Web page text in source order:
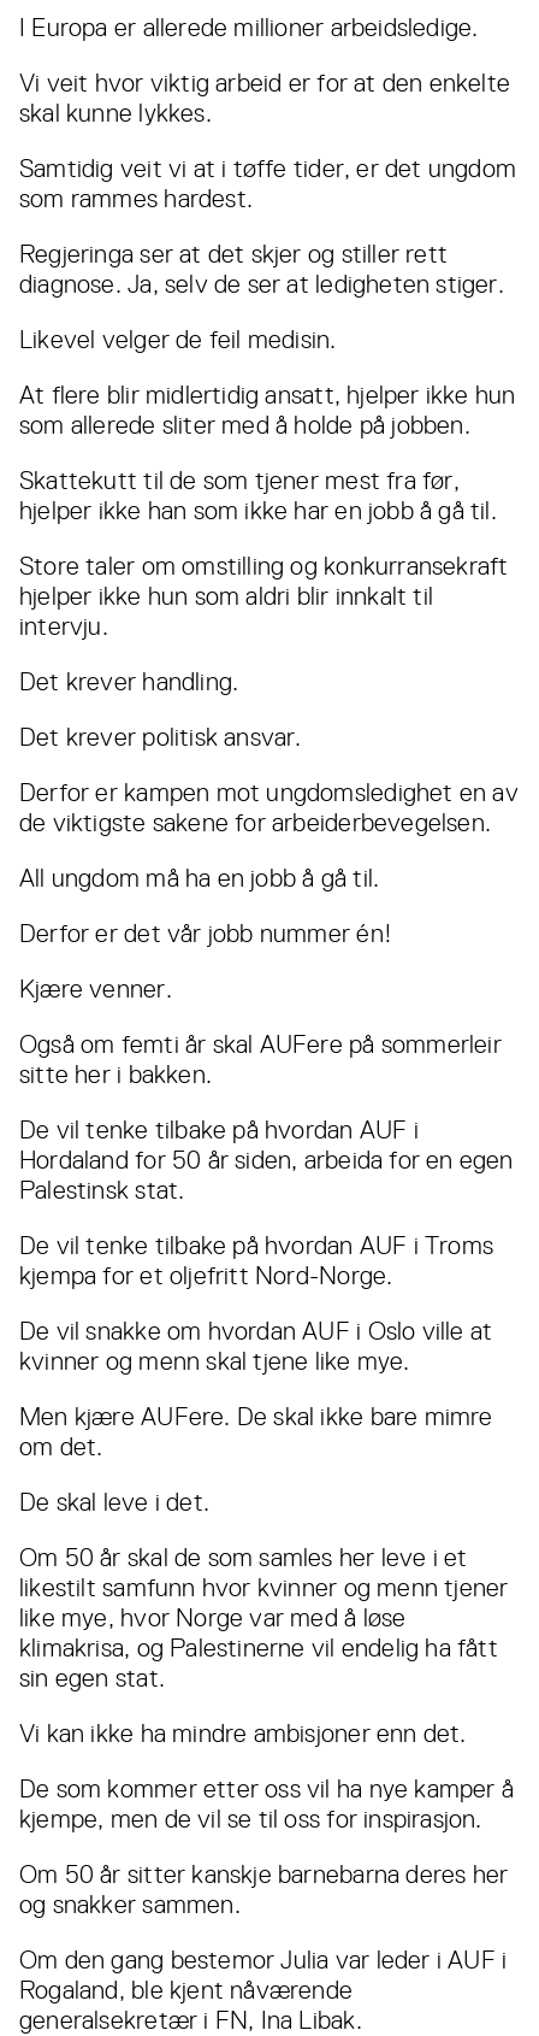
I Europa er allerede millioner arbeidsledige.
Vi veit hvor viktig arbeid er for at den enkelte
skal kunne lykkes.
Samtidig veit vi at i tøffe tider, er det ungdom
som rammes hardest.
Regjeringa ser at det skjer og stiller rett
diagnose. Ja, selv de ser at ledigheten stiger.
Likevel velger de feil medisin.
At flere blir midlertidig ansatt, hjelper ikke hun
som allerede sliter med å holde på jobben.
Skattekutt til de som tjener mest fra før,
hjelper ikke han som ikke har en jobb å gå til.
Store taler om omstilling og konkurransekraft
hjelper ikke hun som aldri blir innkalt til
intervju.
Det krever handling.
Det krever politisk ansvar.
Derfor er kampen mot ungdomsledighet en av
de viktigste sakene for arbeiderbevegelsen.
All ungdom må ha en jobb å gå til.
Derfor er det vår jobb nummer én!
Kjære venner.
Også om femti år skal AUFere på sommerleir
sitte her i bakken.
De vil tenke tilbake på hvordan AUF i
Hordaland for 50 år siden, arbeida for en egen
Palestinsk stat.
De vil tenke tilbake på hvordan AUF i Troms
kjempa for et oljefritt Nord-Norge.
De vil snakke om hvordan AUF i Oslo ville at
kvinner og menn skal tjene like mye.
Men kjære AUFere. De skal ikke bare mimre
om det.
De skal leve i det.
Om 50 år skal de som samles her leve i et
likestilt samfunn hvor kvinner og menn tjener
like mye, hvor Norge var med å løse
klimakrisa, og Palestinerne vil endelig ha fått
sin egen stat.
Vi kan ikke ha mindre ambisjoner enn det.
De som kommer etter oss vil ha nye kamper å
kjempe, men de vil se til oss for inspirasjon.
Om 50 år sitter kanskje barnebarna deres her
og snakker sammen.
Om den gang bestemor Julia var leder i AUF i
Rogaland, ble kjent nåværende
generalsekretær i FN, Ina Libak.